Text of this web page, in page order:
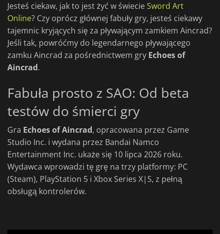
Jesteś ciekaw, jak to jest żyć w świecieSword Art
Online? Czy oprócz głównej fabuły gry, jesteś ciekawy
tajemnic kryjących się za pływającym zamkiem Aincrad?
Jeśli tak, powróćmy do legendarnego pływającego
zamku Aincrad za pośrednictwem gry Echoes of
Aincrad.
Fabuła prosto z SAO: Od beta
testów do śmierci gry
Gra Echoes of Aincrad, opracowana przez Game
Studio Inc. i wydana przez Bandai Namco
Entertainment Inc. ukaże się 10 lipca 2026 roku.
Wydawca wprowadzi tę grę na trzy platformy: PC
(Steam), PlayStation 5 i Xbox Series X|S, z pełną
obsługą kontrolerów.